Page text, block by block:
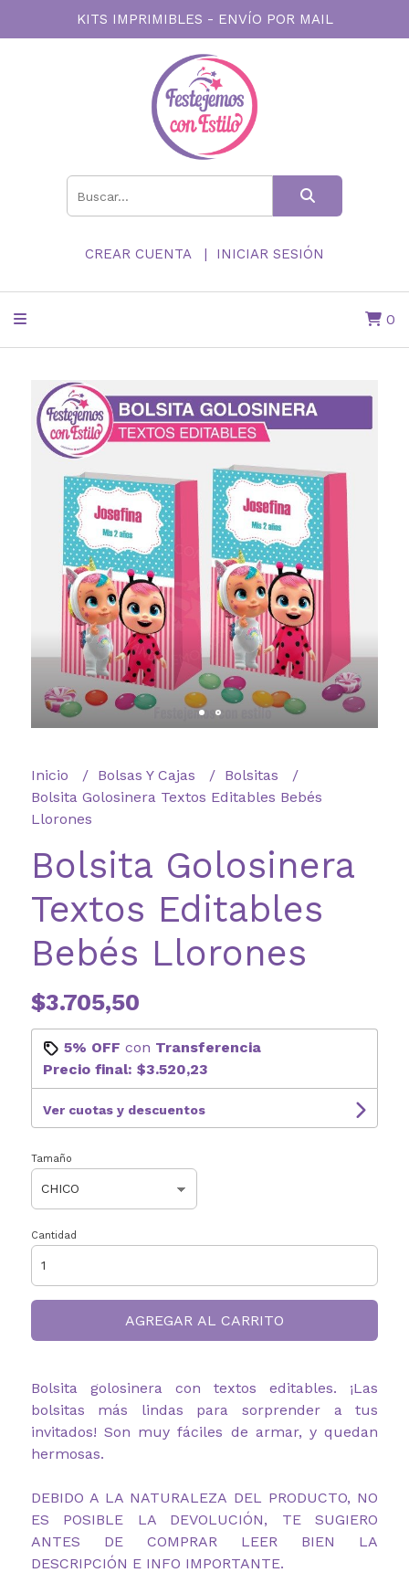
KITS IMPRIMIBLES - ENVÍO POR MAIL
CREAR CUENTA INICIAR SESIÓN
0
Inicio Bolsas Y Cajas
Bolsitas
Bolsita Golosinera Textos Editables Bebés
Llorones
Bolsita Golosinera
Textos Editables
Bebés Llorones
$3.705,50
5% OFF con Transferencia
Precio final: $3.520,23
Ver cuotas y descuentos
Tamaño
Cantidad
AGREGAR AL CARRITO
Bolsita golosinera con textos editables. ¡Las
bolsitas más lindas para sorprender a tus
invitados! Son muy fáciles de armar, y quedan
hermosas.
DEBIDO A LA NATURALEZA DEL PRODUCTO, NO
ES POSIBLE LA DEVOLUCIÓN, TE SUGIERO
ANTES DE COMPRAR LEER BIEN LA
DESCRIPCIÓN E INFO IMPORTANTE.